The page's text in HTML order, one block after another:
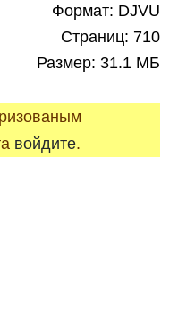
Формат: DJVU
Страниц: 710
Размер: 31.1 МБ
войдите.